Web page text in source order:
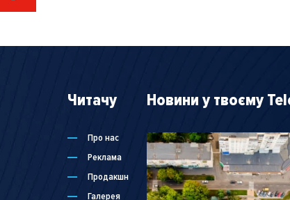
Читачу
Про нас
Реклама
Продакшн
Галерея
Новини у твоєму